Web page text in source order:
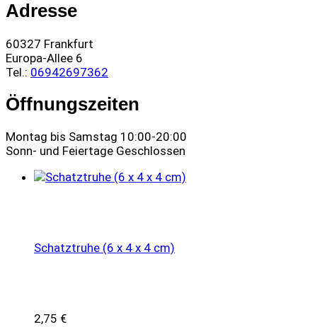
Adresse
60327 Frankfurt
Europa-Allee 6
Tel.: 06942697362
Öffnungszeiten
Montag bis Samstag 10:00-20:00
Sonn- und Feiertage Geschlossen
Schatztruhe (6 x 4 x 4 cm)
2,75 €